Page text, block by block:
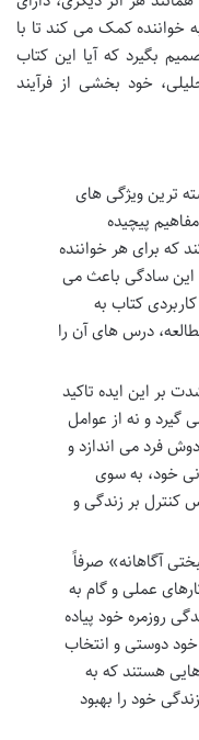
کمک می کند تا با
بگیرد که آیا این کتاب
خود بخشی از فرآیند
ترین ویژگی های
پیچیده
که برای هر خواننده
این سادگی باعث می
کتاب به
درس های آن را
بر این ایده تاکید
و نه از عوامل
فرد می اندازد و
خود، به سوی
کنترل بر زندگی و
آگاهانه» صرفاً
عملی و گام به
روزمره خود پیاده
خود دوستی و انتخاب
هستند که به
خود را بهبود